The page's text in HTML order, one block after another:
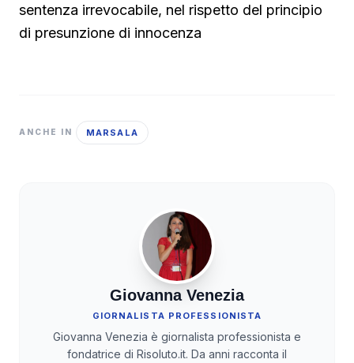
sentenza irrevocabile, nel rispetto del principio
di presunzione di innocenza
ANCHE IN MARSALA
Giovanna Venezia
GIORNALISTA PROFESSIONISTA
Giovanna Venezia è giornalista professionista e
fondatrice di Risoluto.it. Da anni racconta il